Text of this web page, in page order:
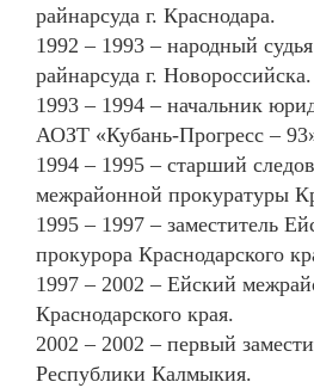
райнарсуда г. Краснодара.
1992 – 1993 – народный
райнарсуда г. Новороссийска.
1993 – 1994 – начальник
АОЗТ «Кубань-Прогресс –
1994 – 1995 – старший
межрайонной прокуратуры
1995 – 1997 – заместитель
прокурора Краснодарского
1997 – 2002 – Ейский
Краснодарского края.
2002 – 2002 – первый
Республики Калмыкия.